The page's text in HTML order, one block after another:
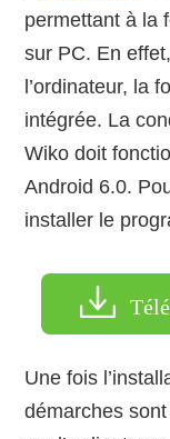
permettant à la
sur PC. En
l’ordinateur, la
intégrée. La
Wiko doit
Android 6.0.
installer le
Une fois
démarches